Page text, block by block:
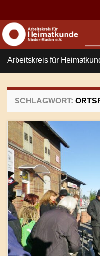
Search for:
Arbeitskreis für
SCHLAGWORT: